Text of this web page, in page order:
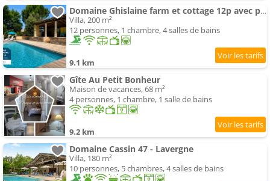
Domaine Ghislaine farm et cottage 12p avec piscine
Villa, 200 m²
12 personnes, 1 chambre, 4 salles de bains
9.1 km
Gîte Au Petit Bonheur
Maison de vacances, 68 m²
4 personnes, 1 chambre, 1 salle de bains
9.2 km
Domaine Cassin 47 - Lavergne
Villa, 180 m²
10 personnes, 5 chambres, 4 salles de bains